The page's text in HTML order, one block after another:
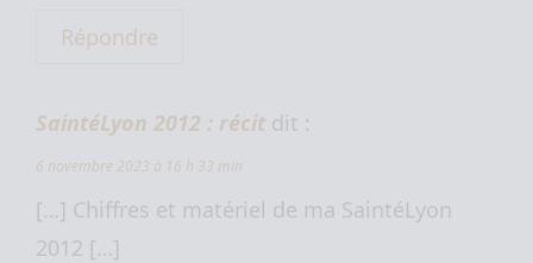
Répondre
SaintéLyon 2012 : récit dit :
6 novembre 2023 à 16 h 33 min
[…] Chiffres et matériel de ma SaintéLyon
2012 […]